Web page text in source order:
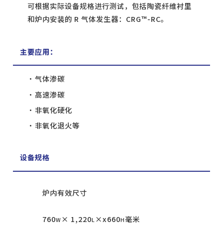
可根据实际设备规格进行测试，包括陶瓷纤维衬里
和炉内安装的 R 气体发生器：CRG™︎-RC。
主要应用：
气体渗碳
高速渗碳
非氧化硬化
非氧化退火等
设备规格
炉内有效尺寸
760W × 1,220L ×x660H 毫米